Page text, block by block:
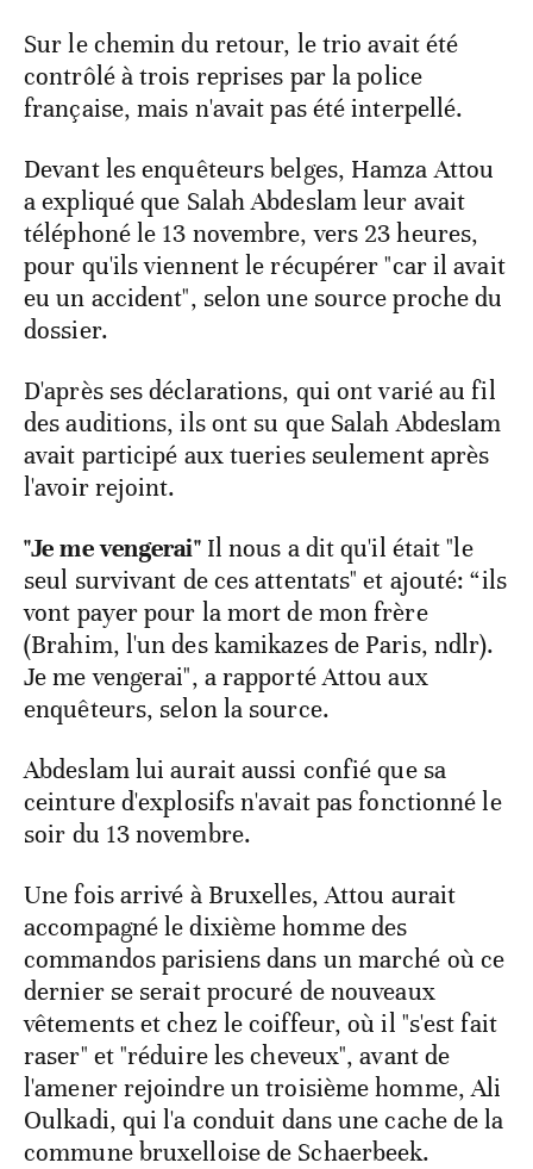
Sur le chemin du retour, le trio avait été
contrôlé à trois reprises par la police
française, mais n'avait pas été interpellé.
Devant les enquêteurs belges, Hamza Attou
a expliqué que Salah Abdeslam leur avait
téléphoné le 13 novembre, vers 23 heures,
pour qu'ils viennent le récupérer "car il avait
eu un accident", selon une source proche du
dossier.
D'après ses déclarations, qui ont varié au fil
des auditions, ils ont su que Salah Abdeslam
avait participé aux tueries seulement après
l'avoir rejoint.
"Je me vengerai" Il nous a dit qu'il était "le
seul survivant de ces attentats" et ajouté: “ils
vont payer pour la mort de mon frère
(Brahim, l'un des kamikazes de Paris, ndlr).
Je me vengerai", a rapporté Attou aux
enquêteurs, selon la source.
Abdeslam lui aurait aussi confié que sa
ceinture d'explosifs n'avait pas fonctionné le
soir du 13 novembre.
Une fois arrivé à Bruxelles, Attou aurait
accompagné le dixième homme des
commandos parisiens dans un marché où ce
dernier se serait procuré de nouveaux
vêtements et chez le coiffeur, où il "s'est fait
raser" et "réduire les cheveux", avant de
l'amener rejoindre un troisième homme, Ali
Oulkadi, qui l'a conduit dans une cache de la
commune bruxelloise de Schaerbeek.